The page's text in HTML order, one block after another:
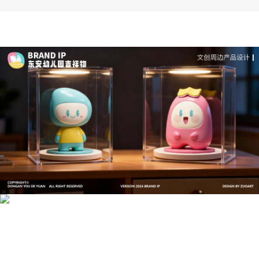
文创产品设计的成本控制——实战技巧 | IP设计公
司-佐案设计